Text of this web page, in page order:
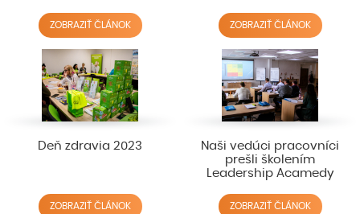
ZOBRAZIŤ ČLÁNOK ZOBRAZIŤ ČLÁNOK
Deň zdravia 2023
ZOBRAZIŤ ČLÁNOK
Naši vedúci pracovníci
prešli školením
Leadership Acamedy
ZOBRAZIŤ ČLÁNOK